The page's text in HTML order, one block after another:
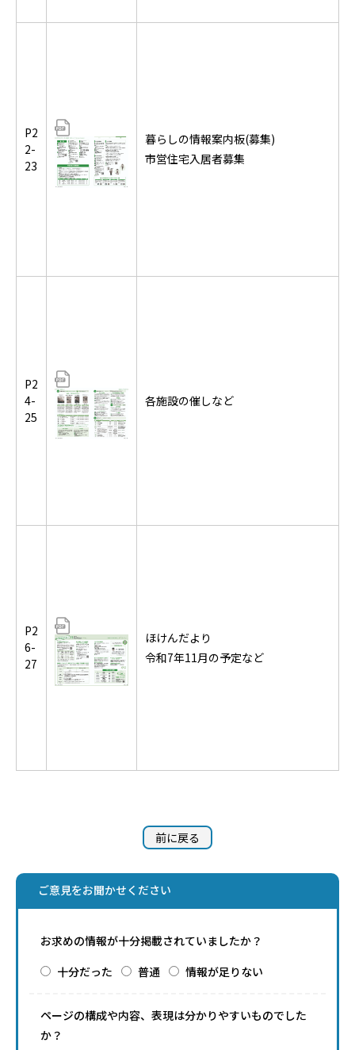
P2
2-
23
暮らしの情報案内板(募集)
市営住宅入居者募集
P2
4-
25
各施設の催しなど
P2
6-
27
ほけんだより
令和7年11月の予定など
前に戻る
ご意見をお聞かせください
お求めの情報が十分掲載されていましたか？
十分だった
普通 情報が足りない
ページの構成や内容、表現は分かりやすいものでした
か？